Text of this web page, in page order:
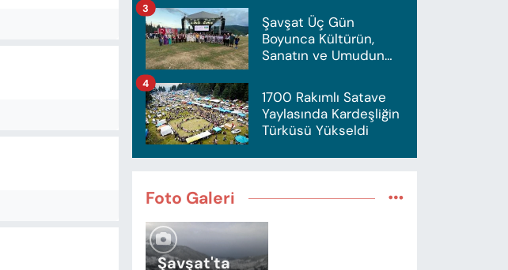
Şavşat Üç Gün
Boyunca Kültürün,
Sanatın ve Umudun
3
1700 Rakımlı Satave
Yaylasında Kardeşliğin
Türküsü Yükseldi
4
Foto Galeri
Şavşat'ta